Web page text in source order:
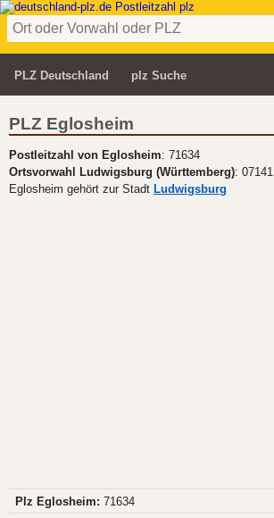
PLZ Deutschland plz Suche
PLZ Eglosheim
Postleitzahl von Eglosheim: 71634
Ortsvorwahl Ludwigsburg (Württemberg): 07141
Eglosheim gehört zur Stadt Ludwigsburg
Plz Eglosheim: 71634